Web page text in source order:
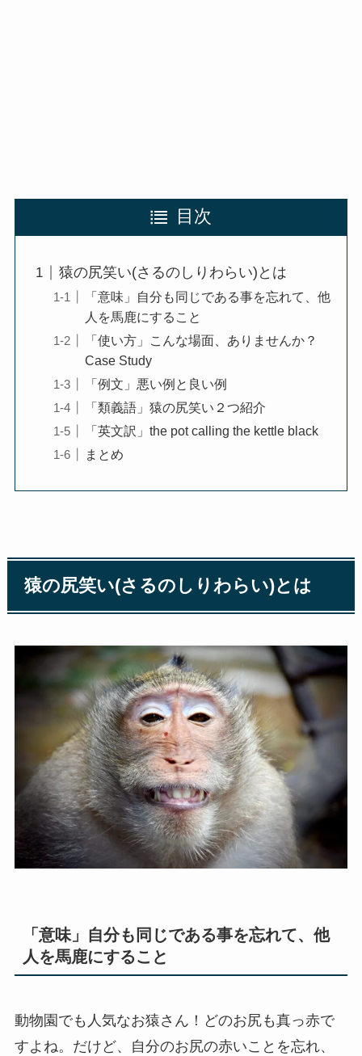
目次
猿の尻笑い(さるのしりわらい)とは
「意味」自分も同じである事を忘れて、他
人を馬鹿にすること
「使い方」こんな場面、ありませんか？
Case Study
「例文」悪い例と良い例
「類義語」猿の尻笑い２つ紹介
「英文訳」the pot calling the kettle black
まとめ
猿の尻笑い(さるのしりわらい)とは
「意味」自分も同じである事を忘れて、他
人を馬鹿にすること
動物園でも人気なお猿さん！どのお尻も真っ赤で
すよね。だけど、自分のお尻の赤いことを忘れ、